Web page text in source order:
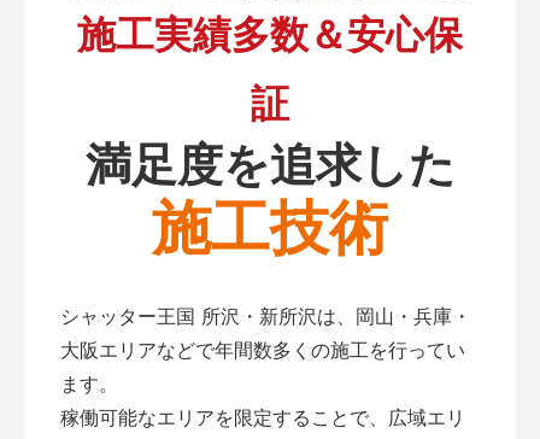
施工実績多数＆安心保
証
満足度を追求した
施工技術
シャッター王国 所沢・新所沢は、岡山・兵庫・
大阪エリアなどで年間数多くの施工を行ってい
ます。
稼働可能なエリアを限定することで、広域エリ